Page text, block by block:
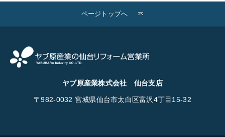
ページトップへ
ヤブ原産業株式会社 仙台支店
〒982-0032 宮城県仙台市太白区富沢4丁目15-32